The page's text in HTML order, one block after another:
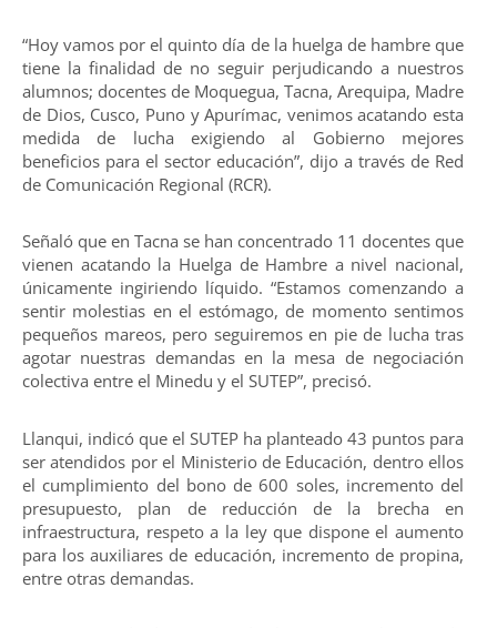
“Hoy vamos por el quinto día de la huelga de hambre que
tiene la finalidad de no seguir perjudicando a nuestros
alumnos; docentes de Moquegua, Tacna, Arequipa, Madre
de Dios, Cusco, Puno y Apurímac, venimos acatando esta
medida de lucha exigiendo al Gobierno mejores
beneficios para el sector educación”, dijo a través de Red
de Comunicación Regional (RCR).
Señaló que en Tacna se han concentrado 11 docentes que
vienen acatando la Huelga de Hambre a nivel nacional,
únicamente ingiriendo líquido. “Estamos comenzando a
sentir molestias en el estómago, de momento sentimos
pequeños mareos, pero seguiremos en pie de lucha tras
agotar nuestras demandas en la mesa de negociación
colectiva entre el Minedu y el SUTEP”, precisó.
Llanqui, indicó que el SUTEP ha planteado 43 puntos para
ser atendidos por el Ministerio de Educación, dentro ellos
el cumplimiento del bono de 600 soles, incremento del
presupuesto, plan de reducción de la brecha en
infraestructura, respeto a la ley que dispone el aumento
para los auxiliares de educación, incremento de propina,
entre otras demandas.